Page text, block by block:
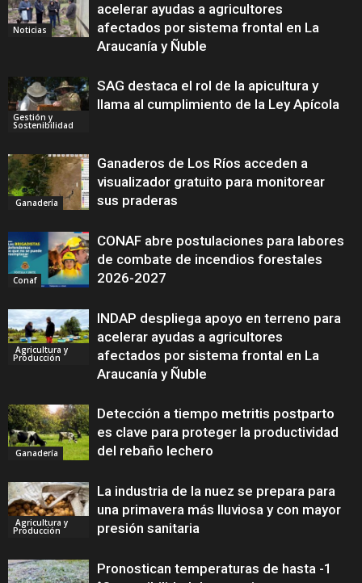
Noticias
acelerar ayudas a agricultores
afectados por sistema frontal en La
Araucanía y Ñuble
Gestión y
Sostenibilidad
SAG destaca el rol de la apicultura y
llama al cumplimiento de la Ley Apícola
Ganadería
Ganaderos de Los Ríos acceden a
visualizador gratuito para monitorear
sus praderas
Conaf
CONAF abre postulaciones para labores
de combate de incendios forestales
2026-2027
Agricultura y
Producción
INDAP despliega apoyo en terreno para
acelerar ayudas a agricultores
afectados por sistema frontal en La
Araucanía y Ñuble
Ganadería
Detección a tiempo metritis postparto
es clave para proteger la productividad
del rebaño lechero
Agricultura y
Producción
La industria de la nuez se prepara para
una primavera más lluviosa y con mayor
presión sanitaria
Pronostican temperaturas de hasta -1